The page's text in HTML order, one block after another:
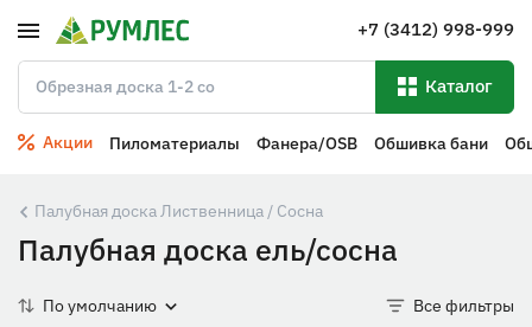
+7 (3412) 998-999
Каталог
Акции Пиломатериалы Фанера/OSB Обшивка бани
Палубная доска Лиственница / Сосна
Палубная доска ель/сосна
По умолчанию Все фильтры